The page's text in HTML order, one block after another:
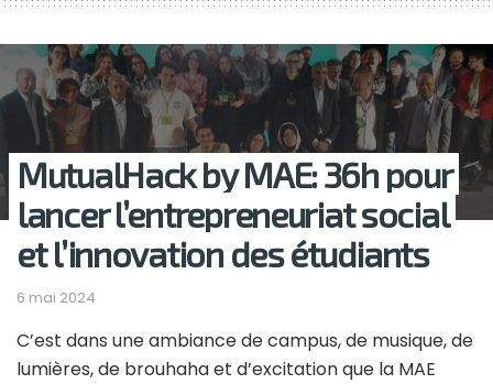
MutualHack by MAE: 36h pour
lancer l’entrepreneuriat social
et l’innovation des étudiants
6 mai 2024
C’est dans une ambiance de campus, de musique, de
lumières, de brouhaha et d’excitation que la MAE